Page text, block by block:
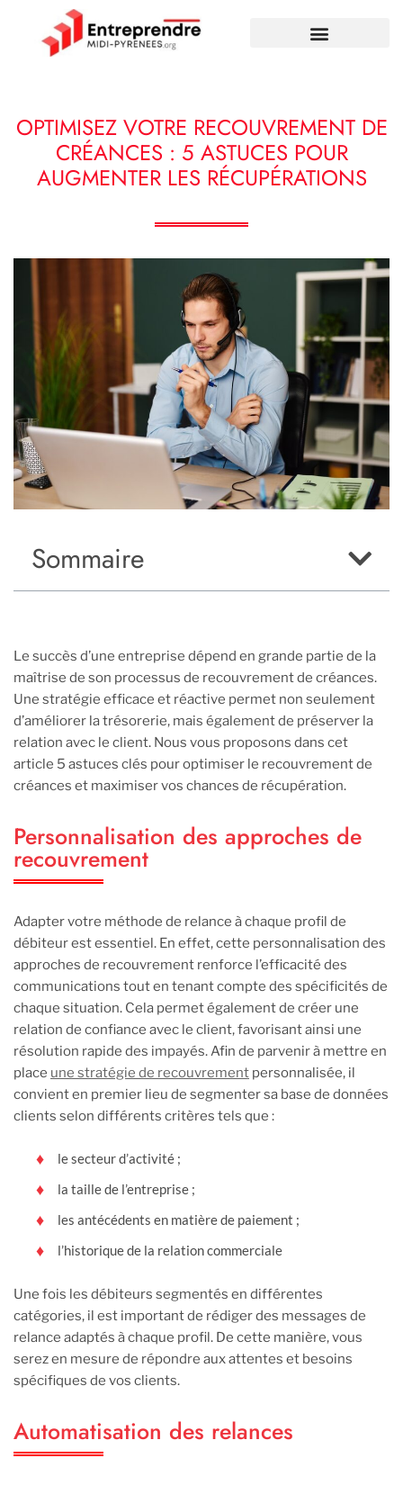
OPTIMISEZ VOTRE RECOUVREMENT DE
CRÉANCES : 5 ASTUCES POUR
AUGMENTER LES RÉCUPÉRATIONS
Sommaire
Le succès d’une entreprise dépend en grande partie de la
maîtrise de son processus de recouvrement de créances.
Une stratégie efficace et réactive permet non seulement
d’améliorer la trésorerie, mais également de préserver la
relation avec le client. Nous vous proposons dans cet
article 5 astuces clés pour optimiser le recouvrement de
créances et maximiser vos chances de récupération.
Personnalisation des approches de
recouvrement
Adapter votre méthode de relance à chaque profil de
débiteur est essentiel. En effet, cette personnalisation des
approches de recouvrement renforce l’efficacité des
communications tout en tenant compte des spécificités de
chaque situation. Cela permet également de créer une
relation de confiance avec le client, favorisant ainsi une
résolution rapide des impayés. Afin de parvenir à mettre en
place une stratégie de recouvrement personnalisée, il
convient en premier lieu de segmenter sa base de données
clients selon différents critères tels que :
le secteur d’activité ;
la taille de l’entreprise ;
les antécédents en matière de paiement ;
l’historique de la relation commerciale
Une fois les débiteurs segmentés en différentes
catégories, il est important de rédiger des messages de
relance adaptés à chaque profil. De cette manière, vous
serez en mesure de répondre aux attentes et besoins
spécifiques de vos clients.
Automatisation des relances